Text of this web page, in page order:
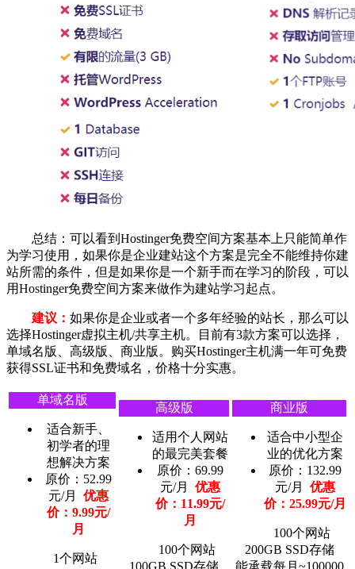
总结：可以看到Hostinger免费空间方案基本上只能简单作
为学习使用，如果你是企业建站这个方案是完全不能维持你建
站所需的条件，但是如果你是一个新手而在学习的阶段，可以
用Hostinger免费空间方案来做作为建站学习起点。
建议： 如果你是企业或者一个多年经验的站长，那么可以
选择Hostinger虚拟主机/共享主机。目前有3款方案可以选择，
单域名版、高级版、商业版。购买Hostinger主机满一年可免费
获得SSL证书和免费域名，价格十分实惠。
单域名版
适合新手、
初学者的理
想解决方案
原价：52.99
元/月 优惠
价：9.99元/
月
1个网站
高级版
适用个人网站
的最完美套餐
原价：69.99
元/月 优惠
价：11.99元/
月
100个网站
100GB SSD存储
商业版
适合中小型企
业的优化方案
原价：132.99
元/月 优惠
价：25.99元/月
100个网站
200GB SSD存储
能承载每月~100000